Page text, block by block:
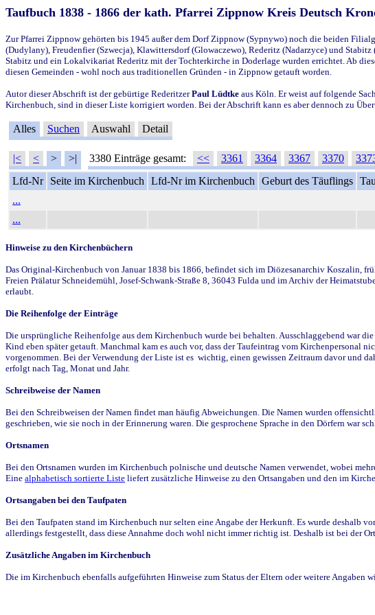
Taufbuch 1838 - 1866 der kath. Pfarrei Zippnow Kreis Deutsch
Zur Pfarrei Zippnow gehörten bis 1945 außer dem Dorf Zippnow (Sypnywo) noch die beiden
(Dudylany), Freudenfier (Szwecja), Klawittersdorf (Glowaczewo), Rederitz (Nadarzyce) und
Stabitz und ein Lokalvikariat Rederitz mit der Tochterkirche in Doderlage wurden errichtet. Ab
diesen Gemeinden - wohl noch aus traditionellen Gründen - in Zippnow getauft worden.
Autor dieser Abschrift ist der gebürtige RederitzerPaul Lüdtke aus Köln. Er weist auf folgende
Kirchenbuch, sind in dieser Liste korrigiert worden. Bei der Abschrift kann es aber dennoch zu
Alles Suchen Auswahl Detail
|< < > >| 3380 Einträge gesamt: << 3361 3364 3367 3370
Lfd-Nr
Seite im Kirchenbuch Lfd-Nr im Kirchenbuch Geburt des Täuflings
...
...
Hinweise zu den Kirchenbüchern
Das Original-Kirchenbuch von Januar 1838 bis 1866, befindet sich im Diözesanarchiv Koszalin,
Freien Prälatur Schneidemühl, Josef-Schwank-Straße 8, 36043 Fulda und im Archiv der
erlaubt.
Die Reihenfolge der Einträge
Die ursprüngliche Reihenfolge aus dem Kirchenbuch wurde bei behalten. Ausschlaggebend war
Kind eben später getauft. Manchmal kam es auch vor, dass der Taufeintrag vom Kirchenpersonal
vorgenommen. Bei der Verwendung der Liste ist es wichtig, einen gewissen Zeitraum davor und
erfolgt nach Tag, Monat und Jahr.
Schreibweise der Namen
Bei den Schreibweisen der Namen findet man häufig Abweichungen. Die Namen wurden
geschrieben, wie sie noch in der Erinnerung waren. Die gesprochene Sprache in den Dörfern war
Ortsnamen
Bei den Ortsnamen wurden im Kirchenbuch polnische und deutsche Namen verwendet, wobei
Eine alphabetisch sortierte Liste liefert zusätzliche Hinweise zu den Ortsangaben und den im
Ortsangaben bei den Taufpaten
Bei den Taufpaten stand im Kirchenbuch nur selten eine Angabe der Herkunft. Es wurde deshalb
allerdings festgestellt, dass diese Annahme doch wohl nicht immer richtig ist. Deshalb ist bei der
Zusätzliche Angaben im Kirchenbuch
Die im Kirchenbuch ebenfalls aufgeführten Hinweise zum Status der Eltern oder weitere Angaben